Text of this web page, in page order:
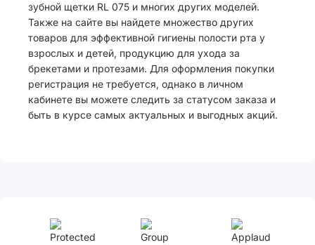
зубной щетки RL 075 и многих других моделей.
Также на сайте вы найдете множество других
товаров для эффективной гигиены полости рта у
взрослых и детей, продукцию для ухода за
брекетами и протезами. Для оформления покупки
регистрация не требуется, однако в личном
кабинете вы можете следить за статусом заказа и
быть в курсе самых актуальных и выгодных акций.